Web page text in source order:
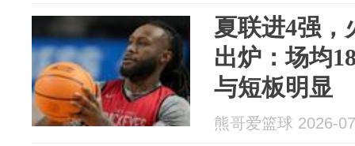
夏联进4强，
出炉：场均
与短板明显
熊哥爱篮球 2026-